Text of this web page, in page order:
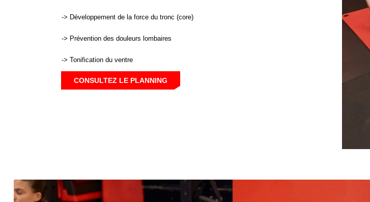
-> Développement de la force du tronc (core)
-> Prévention des douleurs lombaires
-> Tonification du ventre
CONSULTEZ LE PLANNING